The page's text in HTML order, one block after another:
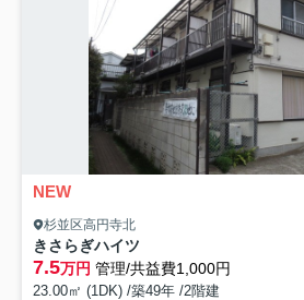
NEW
杉並区高円寺北
きさらぎハイツ
7.5万円 管理/共益費1,000円
23.00㎡ (1DK) /築49年 /2階建